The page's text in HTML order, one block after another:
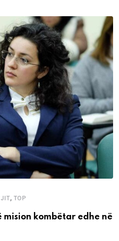
, TOP
mision kombëtar edhe në